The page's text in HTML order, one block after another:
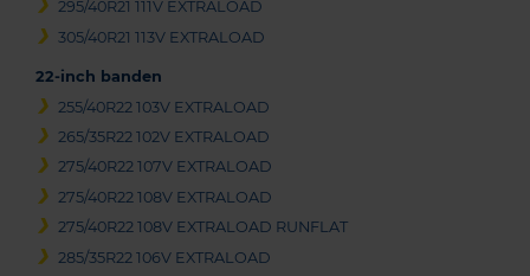
295/40R21 111V EXTRALOAD
305/40R21 113V EXTRALOAD
22-inch banden
255/40R22 103V EXTRALOAD
265/35R22 102V EXTRALOAD
275/40R22 107V EXTRALOAD
275/40R22 108V EXTRALOAD
275/40R22 108V EXTRALOAD RUNFLAT
285/35R22 106V EXTRALOAD